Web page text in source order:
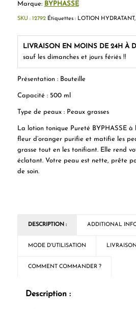
Présentation: Bouteille
Capacité: 500 ml
Type de peaux: Peaux grasses
La lotion tonique Pureté BYPHASSE à
fleur d’oranger purifie et matifie les
grasse tout en les tonifiant. Elle rend
éclatant. Votre peau est nette, prête
de soin.
Marque: BYPHASSE
LIVRAISON EN MOINS DE 24H À
sauf les dimanches et jours fériés !!
SKU : 12792 Étiquettes : LOTION HYDRATANT,
DESCRIPTION : ADDITIONAL
MODE D'UTILISATION LIVRAISON
COMMENT COMMANDER ?
Description :